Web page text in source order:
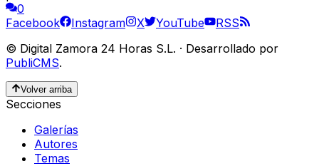
0
Facebook
Instagram X YouTube
RSS
© Digital Zamora 24 Horas S.L. · Desarrollado por
PubliCMS.
Volver arriba
Secciones
Galerías
Autores
Temas